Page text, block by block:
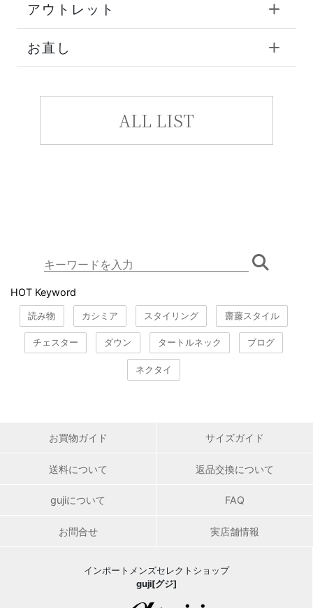
アウトレット
お直し
ALL LIST
HOT Keyword
読み物 カシミア スタイリング 齋藤スタイル
チェスター ダウン タートルネック ブログ
ネクタイ
お買物ガイド サイズガイド
送料について 返品交換について
gujiについて FAQ
お問合せ 実店舗情報
インポートメンズセレクトショップ
guji[グジ]